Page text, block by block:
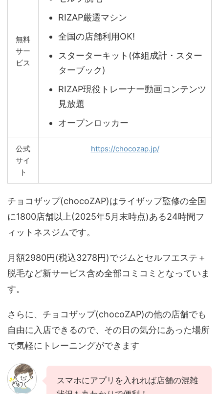
無料
サー
ビス
RIZAP厳選マシン
全国の店舗利用OK!
スターターキット(体組成計・スター
ターブック)
RIZAP現役トレーナー動画コンテンツ
見放題
オープンロッカー
公式
サイ
ト
https://chocozap.jp/
チョコザップ(chocoZAP)はライザップ監修の全国
に1800店舗以上(2025年5月末時点)ある24時間フ
ィットネスジムです。
月額2980円(税込3278円)でジムとセルフエステ＋
脱毛など新サービス含め全部コミコミとなっていま
す。
さらに、チョコザップ(chocoZAP)の他の店舗でも
自由に入店できるので、その日の気分にあった場所
で気軽にトレーニングができます
スマホにアプリを入れれば店舗の混雑